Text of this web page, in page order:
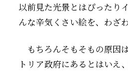
以前見た光景とはぴったり
んな辛気くさい絵を、わざ
もちろんそもそもの原因
トリア政府にあるとはいえ